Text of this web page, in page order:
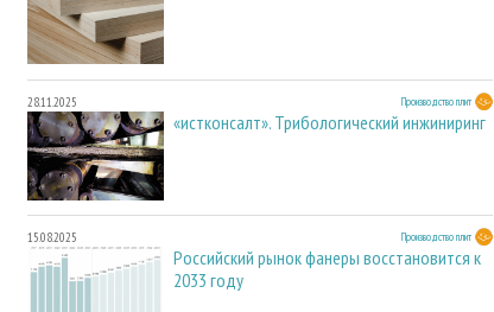
28.11.2025 Производство плит
«истконсалт». Трибологический инжиниринг
15.08.2025 Производство плит
Российский рынок фанеры восстановится к
2033 году